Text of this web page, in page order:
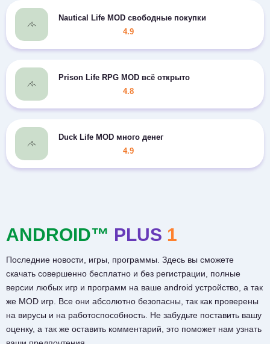
Nautical Life MOD свободные покупки
4.9
Prison Life RPG MOD всё открыто
4.8
Duck Life MOD много денег
4.9
ANDROID™ PLUS 1
Последние новости, игры, программы. Здесь вы сможете
скачать совершенно бесплатно и без регистрации, полные
версии любых игр и программ на ваше android устройство, а так
же MOD игр. Все они абсолютно безопасны, так как проверены
на вирусы и на работоспособность. Не забудьте поставить вашу
оценку, а так же оставить комментарий, это поможет нам узнать